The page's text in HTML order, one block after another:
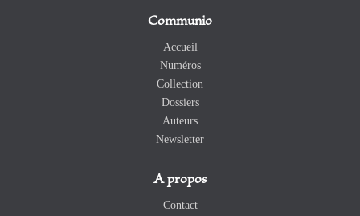
Communio
Accueil
Numéros
Collection
Dossiers
Auteurs
Newsletter
A propos
Contact